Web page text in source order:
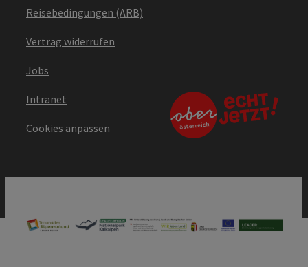
Reisebedingungen (ARB)
Vertrag widerrufen
Jobs
Intranet
Cookies anpassen